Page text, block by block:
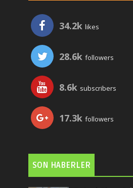
34.2k likes
28.6k followers
8.6k subscribers
17.3k followers
SON HABERLER